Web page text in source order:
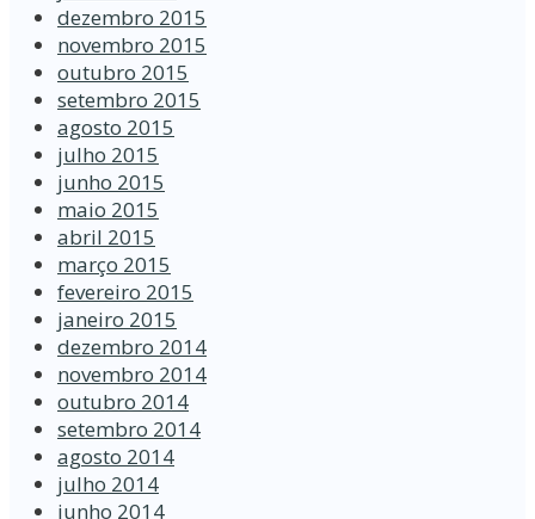
dezembro 2015
novembro 2015
outubro 2015
setembro 2015
agosto 2015
julho 2015
junho 2015
maio 2015
abril 2015
março 2015
fevereiro 2015
janeiro 2015
dezembro 2014
novembro 2014
outubro 2014
setembro 2014
agosto 2014
julho 2014
junho 2014